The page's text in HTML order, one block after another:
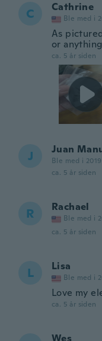
C Cathrine
Ble med i
As
or
ca. 5 år siden
J Juan
Ble med i 2019
ca. 5 år siden
R Rachael
Ble med i
ca. 5 år siden
L Lisa
Ble med i
Love my
ca. 5 år siden
Wes